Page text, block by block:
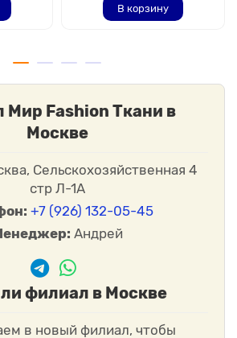
В корзину
Мир Fashion Ткани в
Москве
Сельскохозяйственная 4
стр Л-1А
+7 (926) 132-05-45
Андрей
филиал в Москве
в новый филиал, чтобы